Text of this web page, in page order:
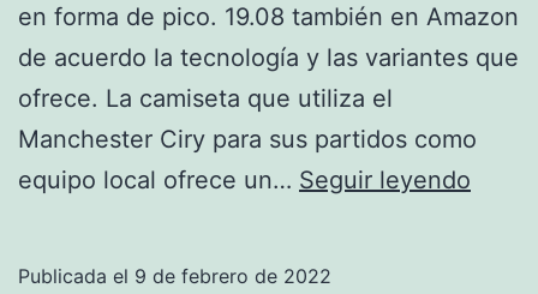
en forma de pico. 19.08 también en Amazon
de acuerdo la tecnología y las variantes que
ofrece. La camiseta que utiliza el
Manchester Ciry para sus partidos como
equipo local ofrece un… Seguir leyendo
Publicada el 9 de febrero de 2022